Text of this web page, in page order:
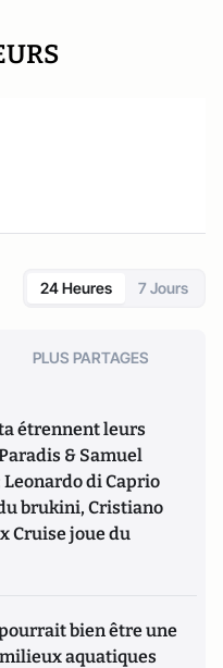
24 Heures 7 Jours
PLUS PARTAGES
étrennent leurs
& Samuel
di Caprio
brukini, Cristiano
Cruise joue du
pourrait bien être une
aquatiques